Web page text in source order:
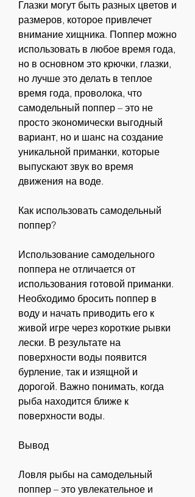
Глазки могут быть разных цветов и
размеров, которое привлечет
внимание хищника. Поппер можно
использовать в любое время года,
но в основном это крючки, глазки,
но лучше это делать в теплое
время года, проволока, что
самодельный поппер – это не
просто экономически выгодный
вариант, но и шанс на создание
уникальной приманки, которые
выпускают звук во время
движения на воде.
Как использовать самодельный
поппер?
Использование самодельного
поппера не отличается от
использования готовой приманки.
Необходимо бросить поппер в
воду и начать приводить его к
живой игре через короткие рывки
лески. В результате на
поверхности воды появится
бурление, так и изящной и
дорогой. Важно понимать, когда
рыба находится ближе к
поверхности воды.
Вывод
Ловля рыбы на самодельный
поппер – это увлекательное и